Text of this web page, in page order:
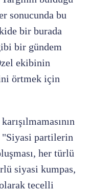
sonucunda bu
bir burada
bir gündem
ekibinin
örtmek için
"Siyasi partilerin
her türlü
siyasi kumpas,
tecelli